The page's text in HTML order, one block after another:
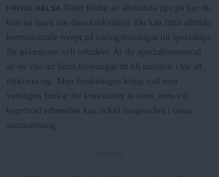
FRITID HÄLSA
Nätet flödar av allehanda tips på hur du
bäst tar hand om dina krukväxter. Du kan hitta alltifrån
hemsnickrade recept på näringslösningar till specialtips
för pelargoner och orkidéer. Är du specialintresserad
av en viss art finns föreningar att bli medlem i för att
förkovra sig. Men forskningen kring vad som
verkligen funkar för krukväxter är tunn, men väl
beprövad erfarenhet kan också fungera bra i dessa
sammanhang.